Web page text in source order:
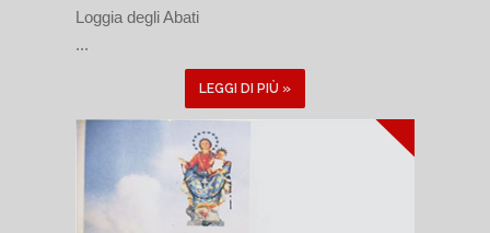
Loggia degli Abati
...
LEGGI DI PIÙ »